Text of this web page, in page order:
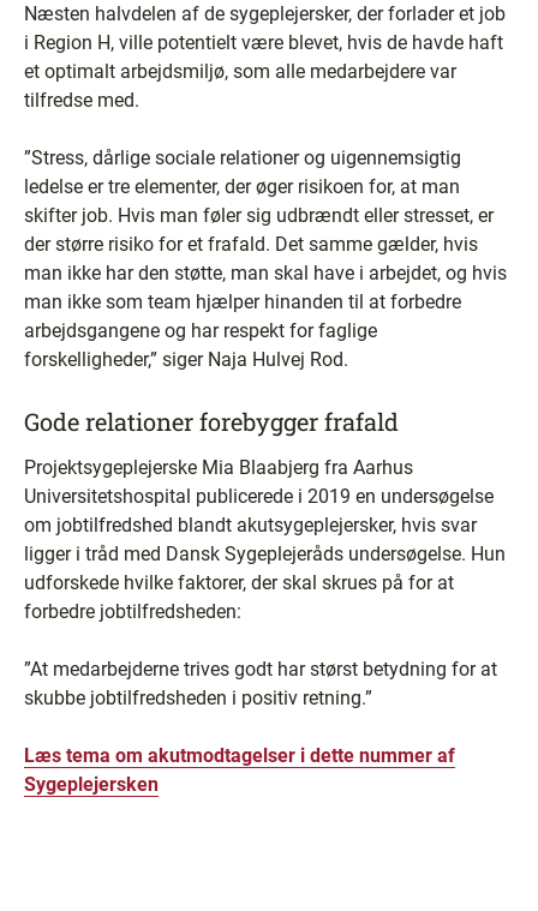
Næsten halvdelen af de sygeplejersker, der forlader et job
i Region H, ville potentielt være blevet, hvis de havde haft
et optimalt arbejdsmiljø, som alle medarbejdere var
tilfredse med.
”Stress, dårlige sociale relationer og uigennemsigtig
ledelse er tre elementer, der øger risikoen for, at man
skifter job. Hvis man føler sig udbrændt eller stresset, er
der større risiko for et frafald. Det samme gælder, hvis
man ikke har den støtte, man skal have i arbejdet, og hvis
man ikke som team hjælper hinanden til at forbedre
arbejdsgangene og har respekt for faglige
forskelligheder,” siger Naja Hulvej Rod.
Gode relationer forebygger frafald
Projektsygeplejerske Mia Blaabjerg fra Aarhus
Universitetshospital publicerede i 2019 en undersøgelse
om jobtilfredshed blandt akutsygeplejersker, hvis svar
ligger i tråd med Dansk Sygeplejeråds undersøgelse. Hun
udforskede hvilke faktorer, der skal skrues på for at
forbedre jobtilfredsheden:
”At medarbejderne trives godt har størst betydning for at
skubbe jobtilfredsheden i positiv retning.”
Læs tema om akutmodtagelser i dette nummer af
Sygeplejersken